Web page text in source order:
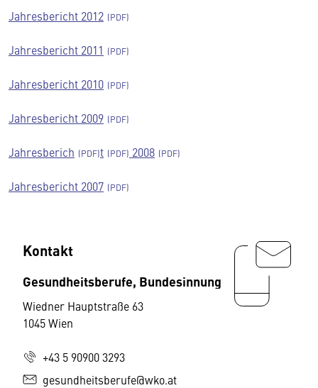
Jahresbericht 2012
Jahresbericht 2011
Jahresbericht 2010
Jahresbericht 2009
Jahresberich t 2008
Jahresbericht 2007
Kontakt
Gesundheitsberufe, Bundesinnung
Wiedner Hauptstraße 63
1045 Wien
+43 5 90900 3293
gesundheitsberufe@wko.at